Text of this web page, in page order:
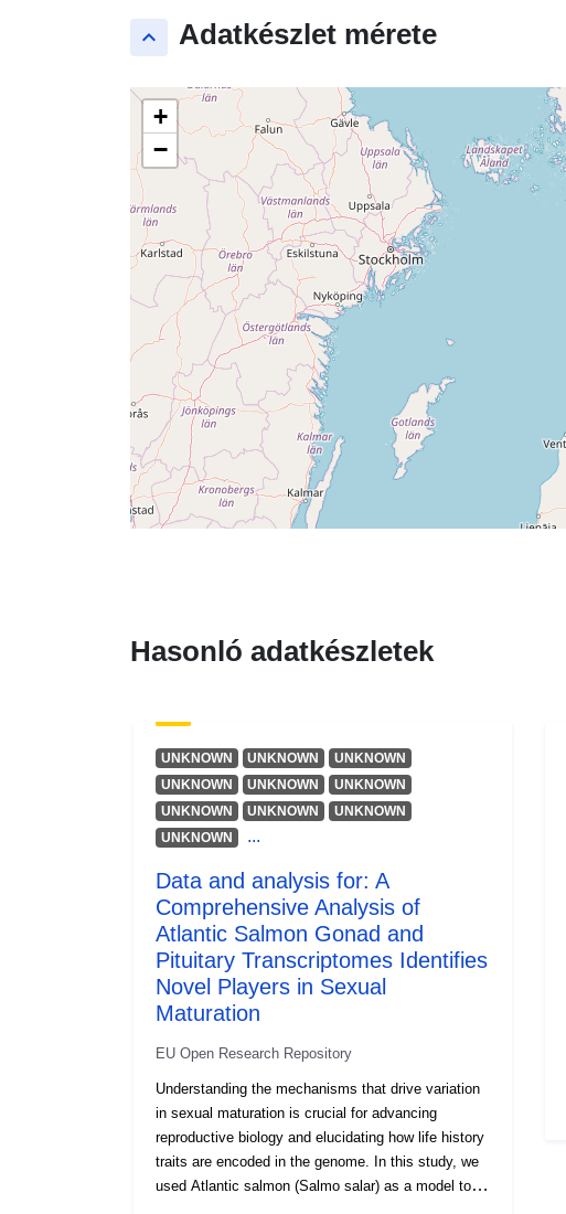
keyboard_arrow_up Adatkészlet mérete
+
−
Hasonló adatkészletek
UNKNOWN UNKNOWN
UNKNOWN
UNKNOWN
UNKNOWN
UNKNOWN
UNKNOWN
UNKNOWN
UNKNOWN
UNKNOWN
...
Data and analysis for: A
Comprehensive Analysis of
Atlantic Salmon Gonad and
Pituitary Transcriptomes Identifies
Novel Players in Sexual
Maturation
EU Open Research Repository
Understanding the mechanisms that drive variation
in sexual maturation is crucial for advancing
reproductive biology and elucidating how life history
traits are encoded in the genome. In this study, we
used Atlantic salmon (Salmo salar) as a model to